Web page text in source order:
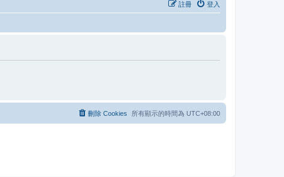
登入
註冊
所有顯示的時間為 UTC+08:00
刪除 Cookies